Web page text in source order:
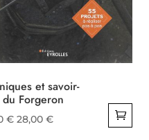
et savoir-
Forgeron
€ 28,00 €